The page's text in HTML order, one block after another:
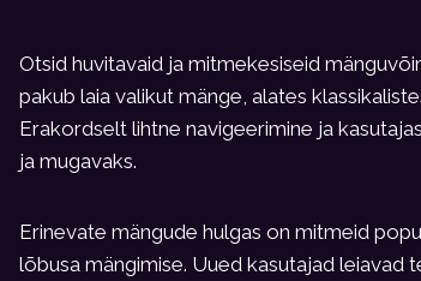
Otsid huvitavaid ja mitmekesiseid
pakub laia valikut mänge, alates
Erakordselt lihtne navigeerimine ja
ja mugavaks.
Erinevate mängude hulgas on mitmeid
lõbusa mängimise. Uued kasutajad leiavad